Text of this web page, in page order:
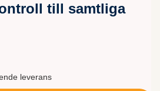
till samtliga
leverans